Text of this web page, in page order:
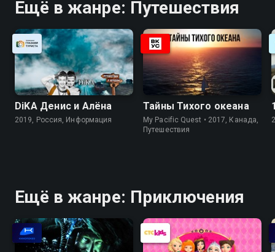
Ещё в жанре: Путешествия
DiKA Денис и Алёна
2019, Россия, Информация
Тайны Тихого океана
My Pacific Quest • 2017, Канада,
Путешествия
Ещё в жанре: Приключения